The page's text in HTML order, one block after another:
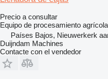
Precio a consultar
Equipo de procesamiento
Países Bajos, Nieuwerkerk
Duijndam Machines
Contacte con el vendedor